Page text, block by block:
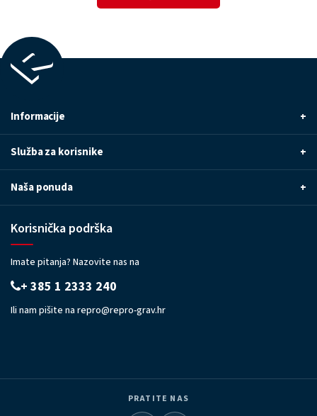
Informacije +
Služba za korisnike +
Naša ponuda +
Korisnička podrška
Imate pitanja? Nazovite nas na
+ 385 1 2333 240
Ili nam pišite na repro@repro-grav.hr
PRATITE NAS